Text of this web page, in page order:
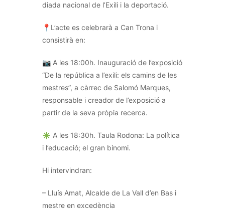
diada nacional de l’Exili i la deportació.
📍L’acte es celebrarà a Can Trona i
consistirà en:
📷 A les 18:00h. Inauguració de l’exposició
“De la república a l’exili: els camins de les
mestres”, a càrrec de Salomó Marques,
responsable i creador de l’exposició a
partir de la seva pròpia recerca.
✳️ A les 18:30h. Taula Rodona: La política
i l’educació; el gran binomi.
Hi intervindran:
– Lluís Amat, Alcalde de La Vall d’en Bas i
mestre en excedència